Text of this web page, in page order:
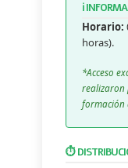
ℹ️
Horario:
horas).
*Acceso
realizaron
formación
⏱️